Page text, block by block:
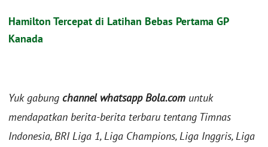
Hamilton Tercepat di Latihan Bebas Pertama GP
Kanada
Yuk gabung channel whatsapp Bola.com untuk
mendapatkan berita-berita terbaru tentang Timnas
Indonesia, BRI Liga 1, Liga Champions, Liga Inggris, Liga